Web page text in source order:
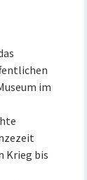
im
Krieg bis